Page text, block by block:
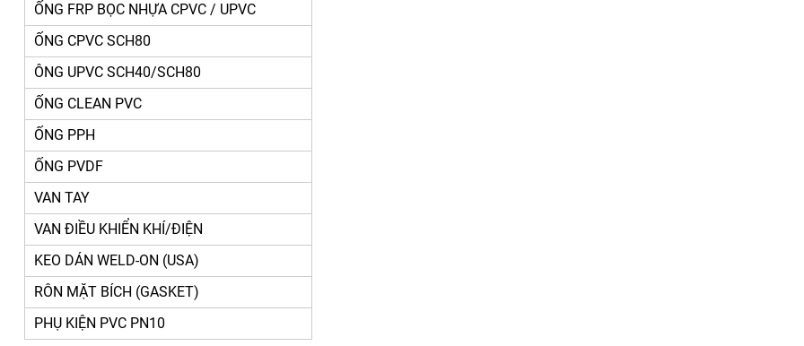
ỐNG FRP BỌC NHỰA CPVC / UPVC
ỐNG CPVC SCH80
ÔNG UPVC SCH40/SCH80
ỐNG CLEAN PVC
ỐNG PPH
ỐNG PVDF
VAN TAY
VAN ĐIỀU KHIỂN KHÍ/ĐIỆN
KEO DÁN WELD-ON (USA)
RÔN MẶT BÍCH (GASKET)
PHỤ KIỆN PVC PN10